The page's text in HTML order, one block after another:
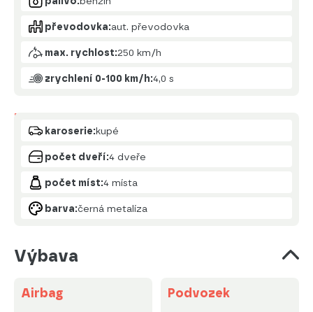
převodovka:aut. převodovka
max. rychlost:250 km/h
zrychlení 0-100 km/h:4,0 s
Karoserie
karoserie:kupé
počet dveří:4 dveře
počet míst:4 místa
barva:černá metalíza
Výbava
Airbag Podvozek